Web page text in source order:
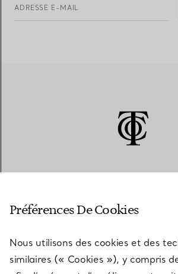
ADRESSE E-MAIL
SERVICES
Préférences De Cookies
Nous utilisons des cookies et des
similaires (« Cookies »), y compris